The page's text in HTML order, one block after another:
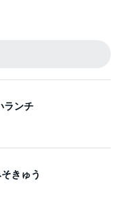
ランチ
きゅう